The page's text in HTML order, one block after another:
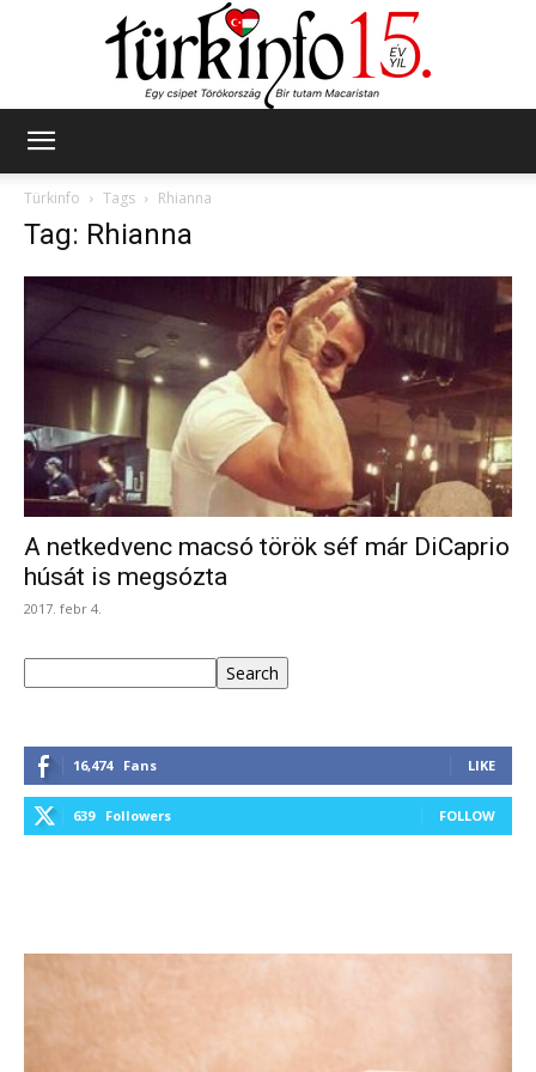
Türkinfo
Tags Rhianna
Tag: Rhianna
A netkedvenc macsó török séf már DiCaprio
húsát is megsózta
2017. febr 4.
Search
16,474 Fans LIKE
639 Followers FOLLOW